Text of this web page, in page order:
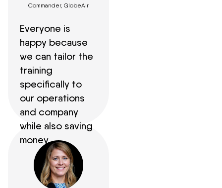
Commander, GlobeAir
Everyone is
happy because
we can tailor the
training
specifically to
our operations
and company
while also saving
money.